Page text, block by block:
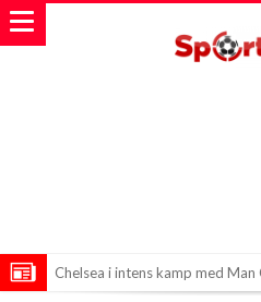
Chelsea i intens kamp med